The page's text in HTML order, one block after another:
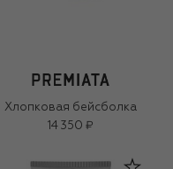
Хлопковая бейсболка
14 350 ₽